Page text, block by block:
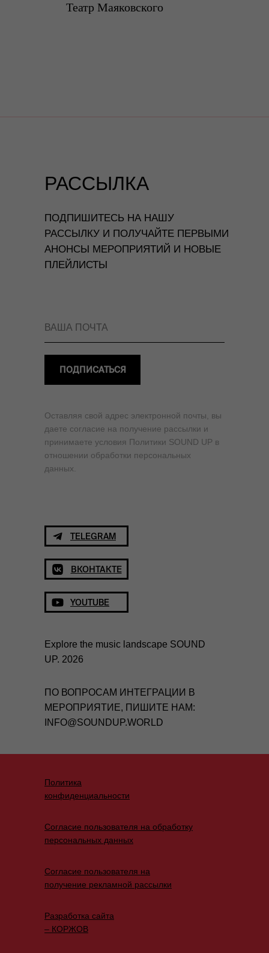
Театр Маяковского
РАССЫЛКА
ПОДПИШИТЕСЬ НА НАШУ
РАССЫЛКУ И ПОЛУЧАЙТЕ ПЕРВЫМИ
АНОНСЫ МЕРОПРИЯТИЙ И НОВЫЕ
ПЛЕЙЛИСТЫ
Explore the music landscape SOUND
UP. 2026
ПОДПИСАТЬСЯ
ПО ВОПРОСАМ ИНТЕГРАЦИИ В
МЕРОПРИЯТИЕ, ПИШИТЕ НАМ:
INFO@SOUNDUP.WORLD
Оставляя свой адрес электронной почты, вы
даете согласие на получение рассылки и
принимаете условия Политики SOUND UP в
отношении обработки персональных
данных.
ВКОНТАКТЕ
YOUTUBE
TELEGRAM
Политика
конфиденциальности
Согласие пользователя на обработку
персональных данных
Согласие пользователя на
получение рекламной рассылки
Разработка сайта
– КОРЖОВ